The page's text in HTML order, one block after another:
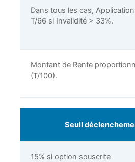
Dans tous les cas,
T/66 si Invalidité > 33%.
Montant de Rente
(T/100).
Seuil
15% si option souscrite